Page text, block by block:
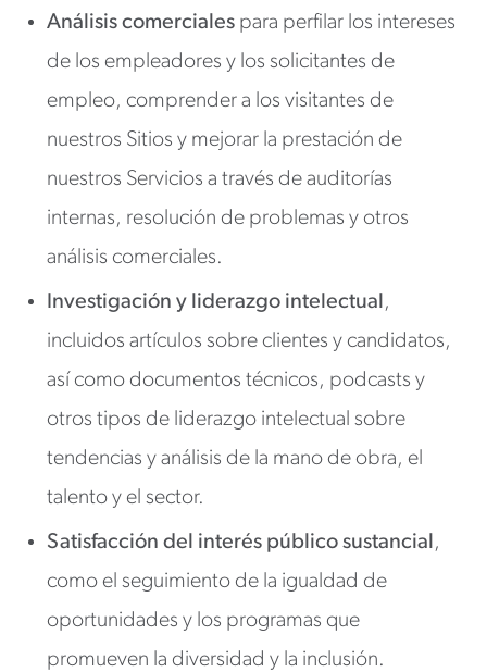
Análisis comerciales para perfilar los intereses
de los empleadores y los solicitantes de
empleo, comprender a los visitantes de
nuestros Sitios y mejorar la prestación de
nuestros Servicios a través de auditorías
internas, resolución de problemas y otros
análisis comerciales.
Investigación y liderazgo intelectual,
incluidos artículos sobre clientes y candidatos,
así como documentos técnicos, podcasts y
otros tipos de liderazgo intelectual sobre
tendencias y análisis de la mano de obra, el
talento y el sector.
Satisfacción del interés público sustancial,
como el seguimiento de la igualdad de
oportunidades y los programas que
promueven la diversidad y la inclusión.